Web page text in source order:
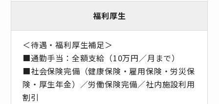
福利厚生
＜待遇・福利厚生補足＞
■通勤手当：全額支給（10万円／月まで）
■社会保険完備（健康保険・雇用保険・労災保
険・厚生年金）／労働保険完備／社内施設利用
割引